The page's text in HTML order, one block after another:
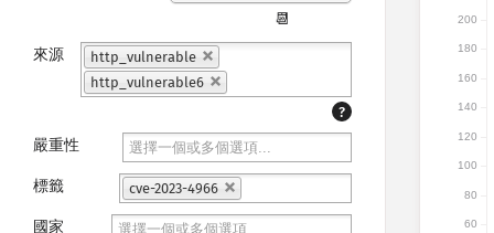
📆
來源
http_vulnerable
http_vulnerable6
?
嚴重性
標籤 cve-2023-4966
國家 60
80
100
120
140
160
180
200